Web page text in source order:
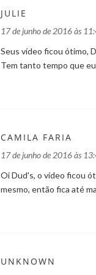
JULIE
17 de junho de 2016 às
Seus vídeo ficou ótimo,
Tem tanto tempo que
CAMILA FARIA
17 de junho de 2016 às
Oi Dud's, o vídeo ficou
mesmo, então fica até
UNKNOWN